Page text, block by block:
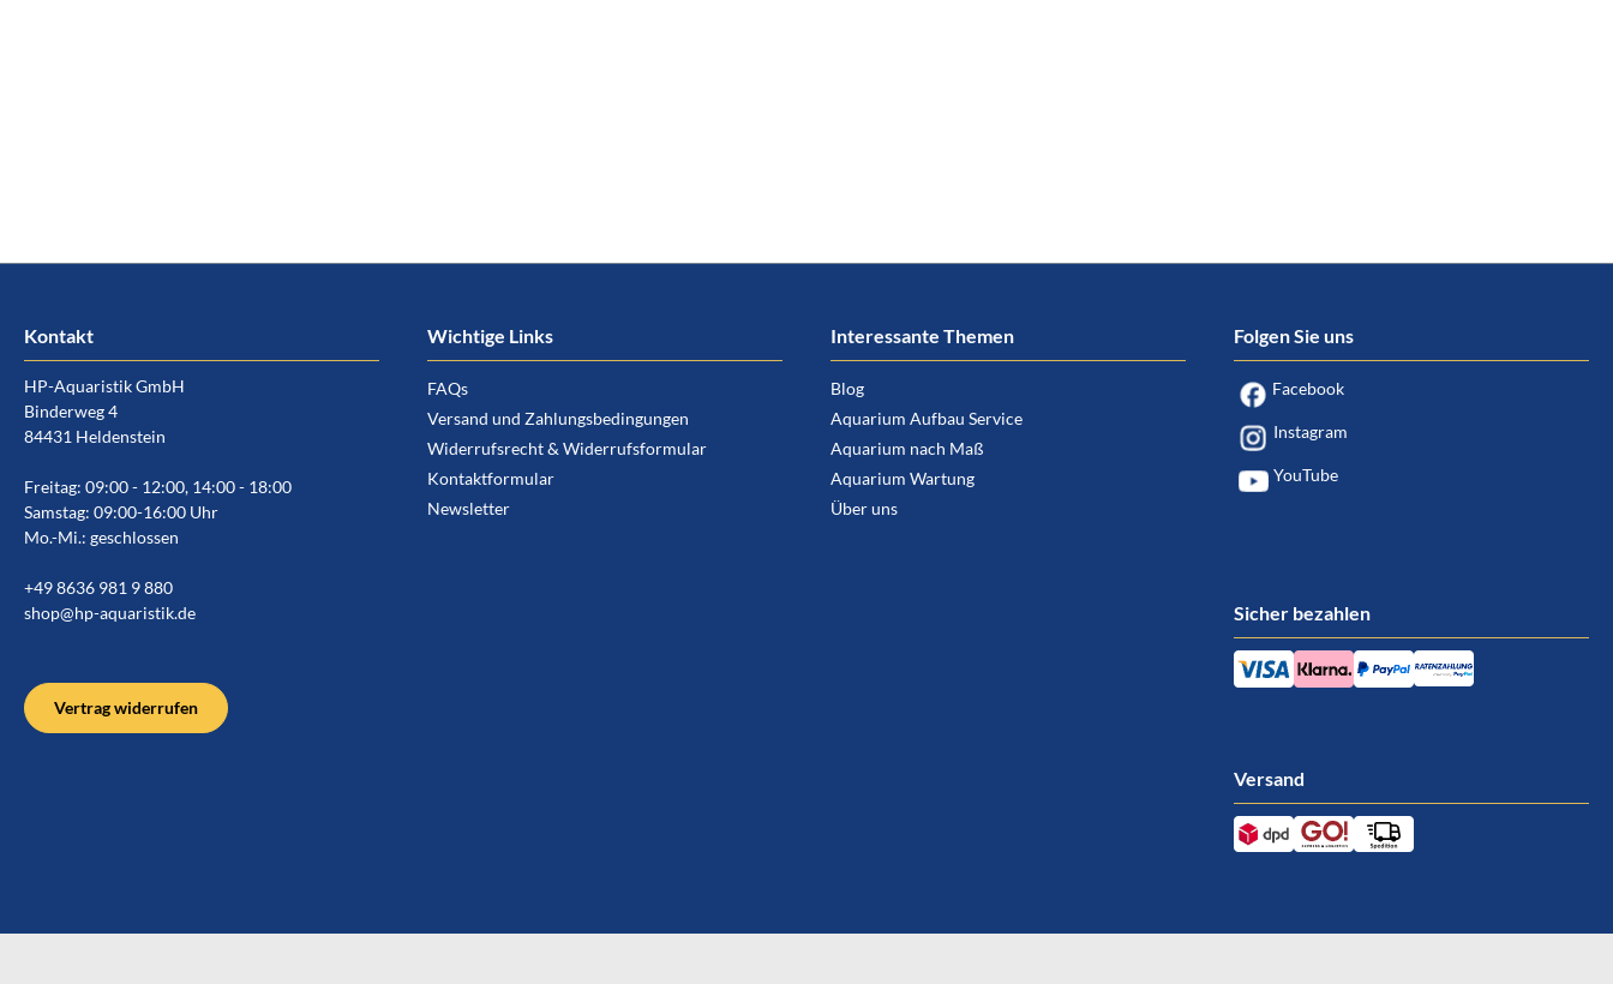
Kontakt
HP-Aquaristik GmbH
Binderweg 4
84431 Heldenstein
Freitag: 09:00 - 12:00, 14:00 - 18:00
Samstag: 09:00-16:00 Uhr
Mo.-Mi.: geschlossen
+49 8636 981 9 880
shop@hp-aquaristik.de
Vertrag widerrufen
Wichtige Links
FAQs
Versand und Zahlungsbedingungen
Widerrufsrecht & Widerrufsformular
Kontaktformular
Newsletter
Interessante Themen
Blog
Aquarium Aufbau Service
Aquarium nach Maß
Aquarium Wartung
Über uns
Folgen Sie uns
Facebook
Instagram
YouTube
Sicher bezahlen
Versand